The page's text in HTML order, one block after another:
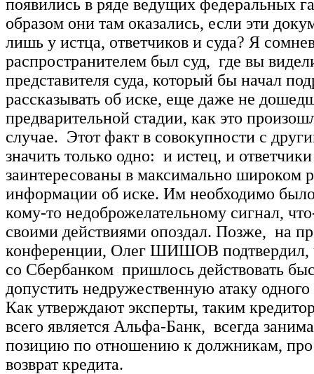
появились в ряде ведущих федеральных
образом они там оказались, если эти
лишь у истца, ответчиков и суда? Я
распространителем был суд, где вы
представителя суда, который бы начал
рассказывать об иске, еще даже не
предварительной стадии, как это
случае. Этот факт в совокупности с
значить только одно: и истец, и
заинтересованы в максимально широком
информации об иске. Им необходимо было
кому-то недоброжелательному сигнал,
своими действиями опоздал. Позже, на
конференции, Олег ШИШОВ подтвердил,
со Сбербанком пришлось действовать
допустить недружественную атаку
Как утверждают эксперты, таким
всего является Альфа-Банк, всегда
позицию по отношению к должникам,
возврат кредита.